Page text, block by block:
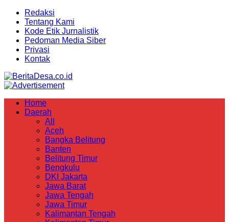
Redaksi
Tentang Kami
Kode Etik Jurnalistik
Pedoman Media Siber
Privasi
Kontak
Home
Daerah
All
Aceh
Bangka Belitung
Banten
Belitung Timur
Bengkulu
DKI Jakarta
Jawa Barat
Jawa Tengah
Jawa Timur
Kalimantan Tengah